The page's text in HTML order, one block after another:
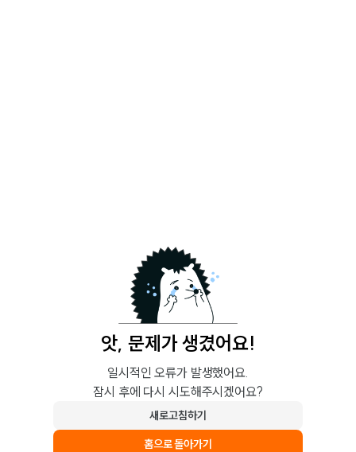
앗, 문제가 생겼어요!
일시적인 오류가 발생했어요.
잠시 후에 다시 시도해주시겠어요?
새로고침하기
홈으로 돌아가기